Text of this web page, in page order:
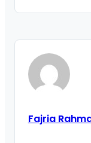
Fajria